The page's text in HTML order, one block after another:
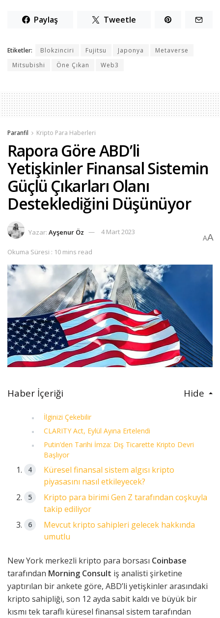
Paylaş Tweetle
Etiketler: Blokzinciri Fujitsu Japonya
Metaverse
Mitsubishi
Öne Çıkan Web3
Paranfil Kripto Para Haberleri
Rapora Göre ABD’li
Yetişkinler Finansal Sistemin
Güçlü Çıkarları Olanı
Desteklediğini Düşünüyor
Yazar: Ayşenur Öz 4 Mart 2023
Okuma Süresi : 10 mins read
AA
Haber İçeriği Hide
İlginizi Çekebilir
CLARITY Act, Eylül Ayına Ertelendi
Putin’den Tarihi İmza: Dış Ticarette Kripto Devri
Başlıyor
Küresel finansal sistem algısı kripto
piyasasını nasıl etkileyecek?
Kripto para birimi Gen Z tarafından coşkuyla
takip ediliyor
Mevcut kripto sahipleri gelecek hakkında
umutlu
New York merkezli kripto para borsası Coinbase
tarafından Morning Consult iş analisti şirketine
yaptırılan bir ankete göre, ABD’li yetişkinler arasındaki
kripto sahipliği, son 12 ayda sabit kaldı ve büyük bir
kısmı tek taraflı küresel finansal sistem tarafından